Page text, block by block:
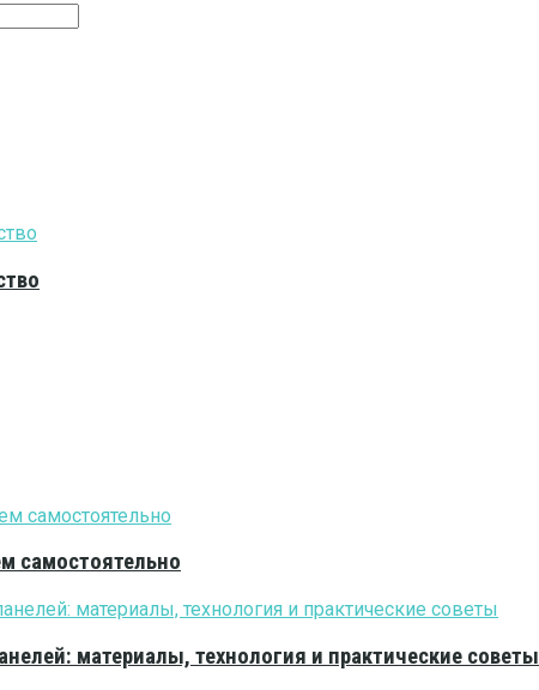
самостоятельно
материалы, технология и практические советы